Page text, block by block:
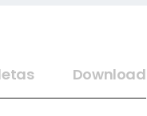
Download